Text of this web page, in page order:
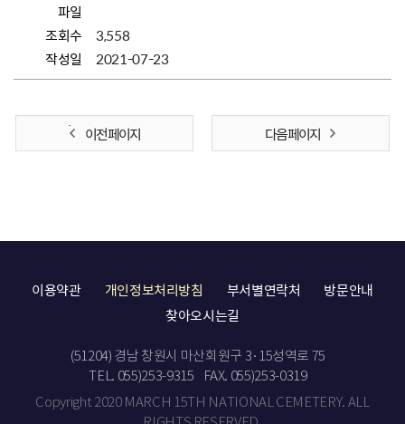
파일
조회수
3,558
작성일
2021-07-23
이전 페이지 다음 페이지
이용약관 개인정보처리방침 부서별연락처
방문안내
찾아오시는길
(51204) 경남 창원시 마산회원구 3·15성역로 75
TEL. 055)253-9315
FAX. 055)253-0319
Copyright 2020 MARCH 15TH NATIONAL CEMETERY. ALL